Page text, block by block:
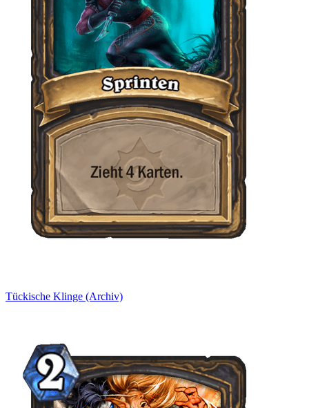
Tückische Klinge (Archiv)